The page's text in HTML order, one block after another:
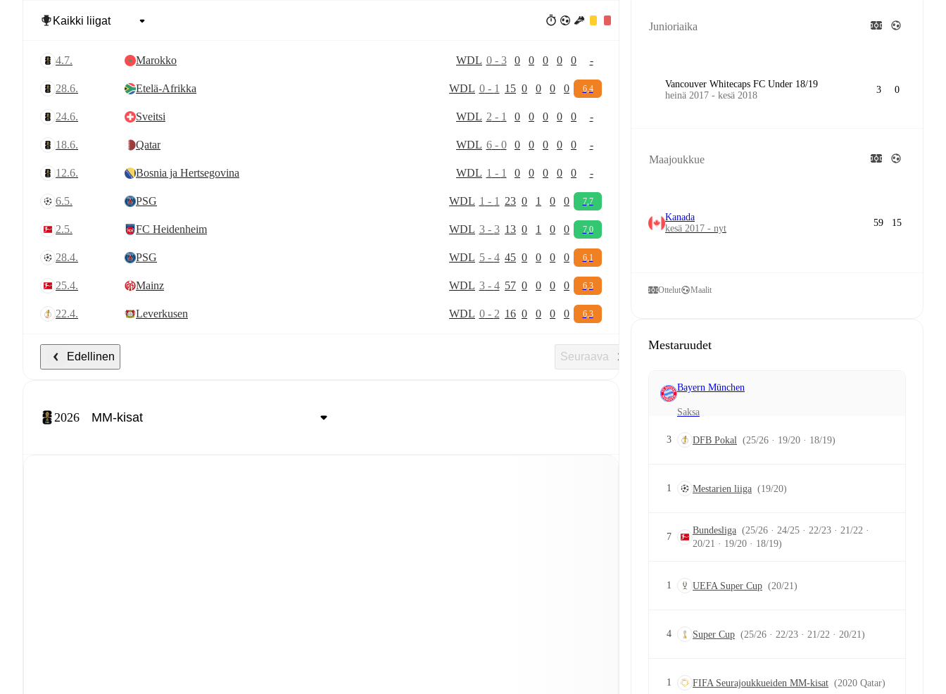
4.7. Marokko WDL 0- 3 0 0 0 0 0 -
28.6. Etelä-Afrikka WDL 0- 1 15 0 0 0 0 6,4
24.6. Sveitsi WDL 2 - 1 0 0 0 0 0 -
18.6. Qatar WDL 6- 0 0 0 0 0 0 -
12.6. Bosnia ja Hertsegovina WDL 1 - 1 0 0 0 0 0 -
6.5. PSG WDL 1 - 1 23 0 1 0 0 7,7
2.5. FC Heidenheim WDL 3- 3 13 0 1 0 0 7,0
28.4. PSG WDL 5- 4 45 0 0 0 0 6,1
25.4. Mainz WDL 3- 4 57 0 0 0 0 6,3
22.4. Leverkusen WDL 0- 2 16 0 0 0 0 6,3
Edellinen Seuraava
2026
Junioriaika
Vancouver Whitecaps FC Under 18/19
heinä 2017 - kesä 2018
3 0
Maajoukkue
Kanada
kesä 2017 - nyt
59 15
Ottelut Maalit
Mestaruudet
Bayern München
Saksa
3 DFB Pokal (25/26 · 19/20 · 18/19)
1 Mestarien liiga (19/20)
7
Bundesliga (25/26 · 24/25 · 22/23 · 21/22 ·
20/21 · 19/20 · 18/19)
1 UEFA Super Cup (20/21)
4 Super Cup (25/26 · 22/23 · 21/22 · 20/21)
1 FIFA Seurajoukkueiden MM-kisat (2020 Qatar)